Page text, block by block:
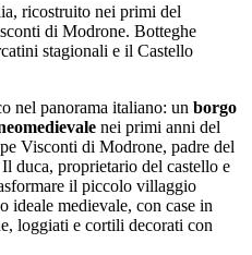
ricostruito nei primi del
di Modrone. Botteghe
stagionali e il Castello
nel panorama italiano: un borgo
nei primi anni del
Visconti di Modrone, padre del
duca, proprietario del castello e
il piccolo villaggio
ideale medievale, con case in
loggiati e cortili decorati con